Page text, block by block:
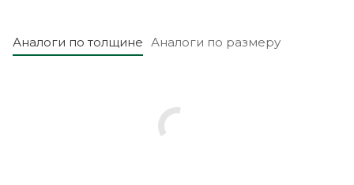
Аналоги по толщине Аналоги по размеру